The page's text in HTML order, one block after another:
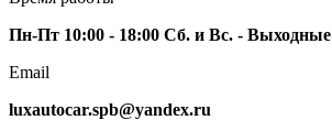
Пн-Пт 10:00 - 18:00 Сб. и Вс. - Выходные
Email
luxautocar.spb@yandex.ru